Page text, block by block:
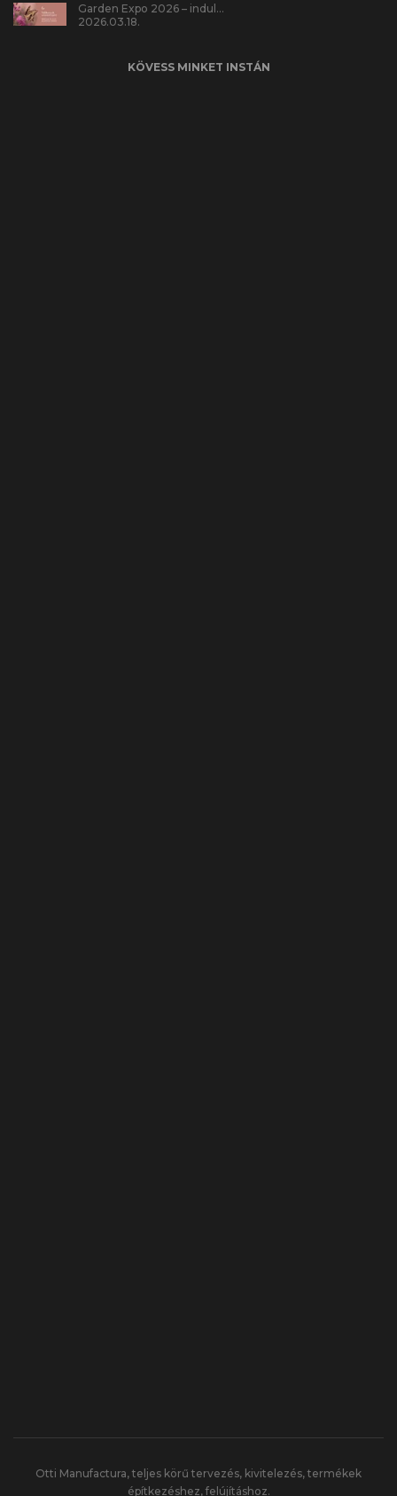
Garden Expo 2026 – indul…
2026.03.18.
KÖVESS MINKET INSTÁN
Otti Manufactura, teljes körű tervezés, kivitelezés, termékek
építkezéshez, felújításhoz.